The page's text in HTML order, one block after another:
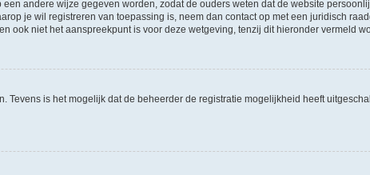
andere wijze gegeven worden, zodat de ouders weten dat de website
je wil registreren van toepassing is, neem dan contact op met een juridisch
ook niet het aanspreekpunt is voor deze wetgeving, tenzij dit hieronder vermeld
is het mogelijk dat de beheerder de registratie mogelijkheid heeft